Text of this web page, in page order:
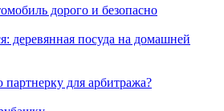
дорого и безопасно
деревянная посуда на домашней
для арбитража?